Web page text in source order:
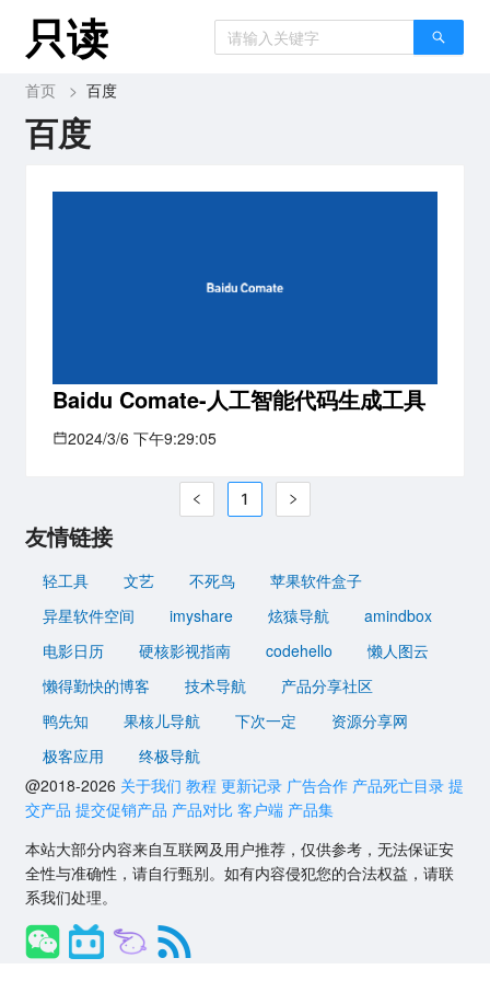
只读
首页 > 百度
百度
Baidu Comate-人工智能代码生成工具
2024/3/6 下午9:29:05
1
友情链接
轻工具 文艺 不死鸟
苹果软件盒子
异星软件空间
imyshare 炫猿导航
amindbox
电影日历
硬核影视指南 codehello
懒人图云
懒得勤快的博客
技术导航
产品分享社区
鸭先知
果核儿导航 下次一定
资源分享网
极客应用
终极导航
@2018-2026 关于我们 教程 更新记录 广告合作 产品死亡目录 提
交产品 提交促销产品 产品对比 客户端 产品集
本站大部分内容来自互联网及用户推荐，仅供参考，无法保证安
全性与准确性，请自行甄别。如有内容侵犯您的合法权益，请联
系我们处理。